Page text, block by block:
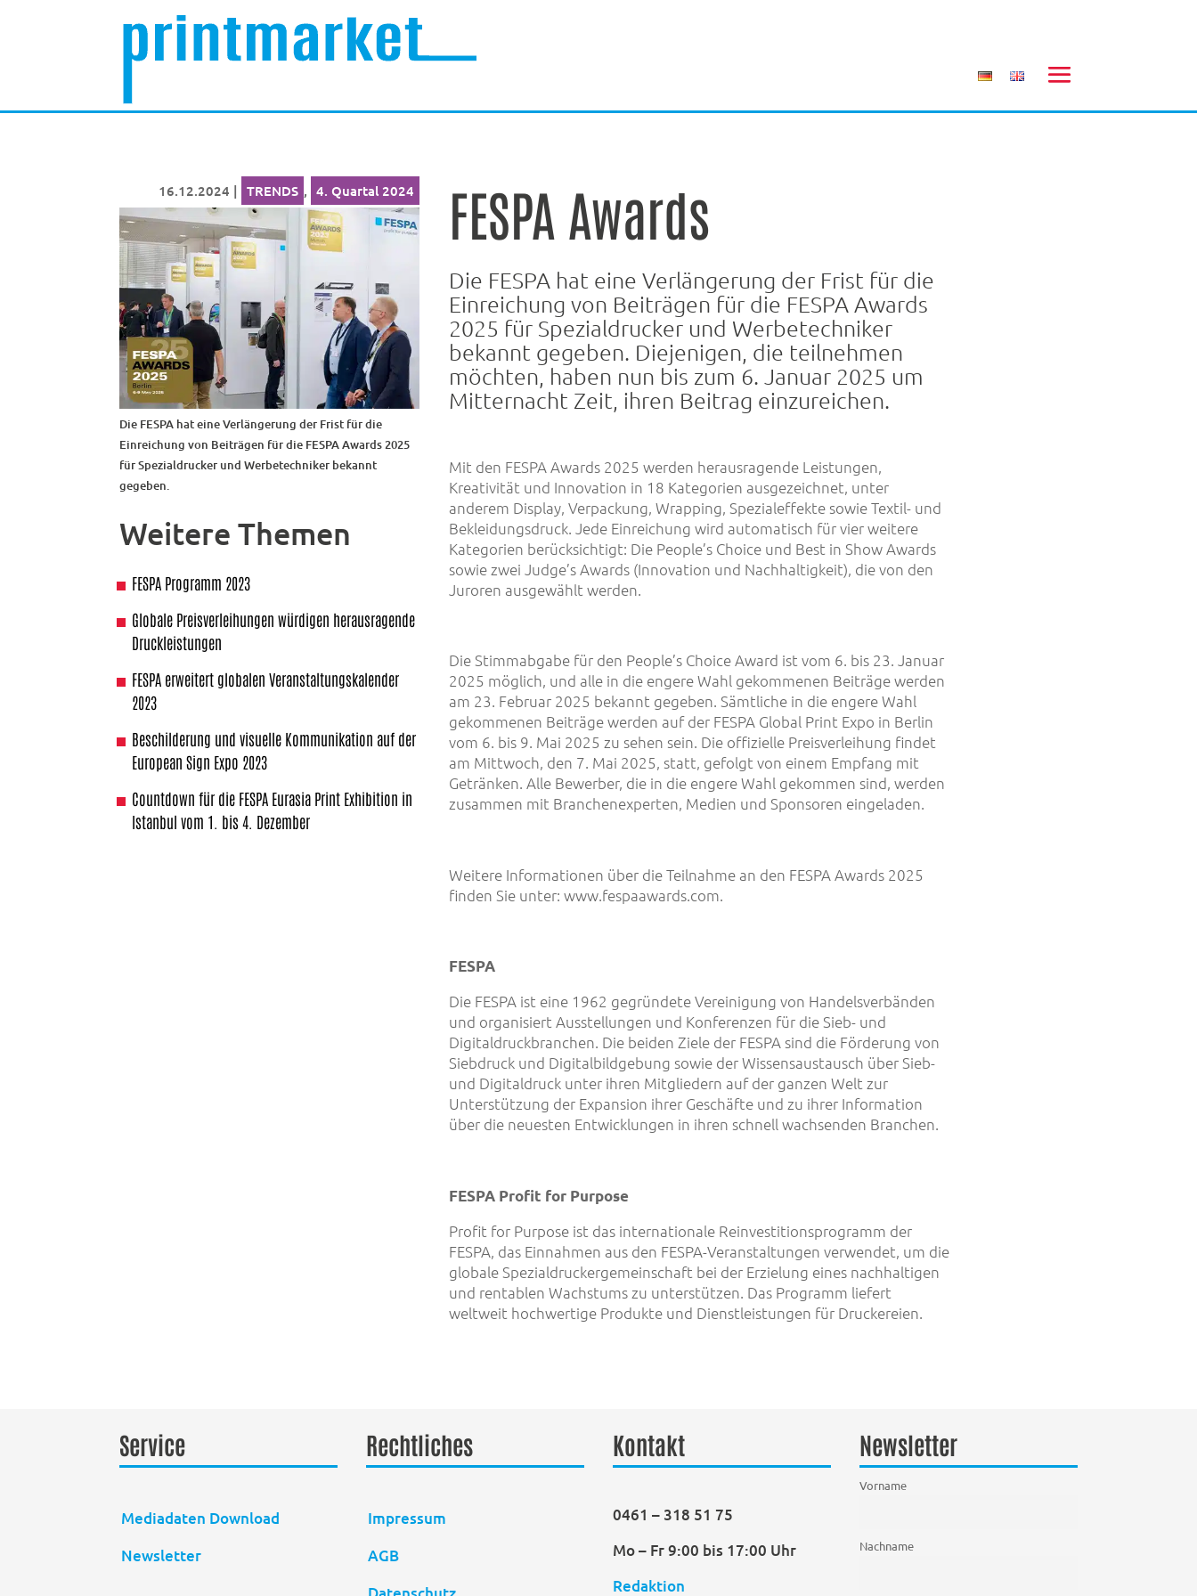
16.12.2024 | TRENDS , 4. Quartal 2024
Die FESPA hat eine Verlängerung der Frist für die
Einreichung von Beiträgen für die FESPA Awards 2025
für Spezialdrucker und Werbetechniker bekannt
gegeben.
Weitere Themen
FESPA Programm 2023
Globale Preisverleihungen würdigen herausragende
Druckleistungen
FESPA erweitert globalen Veranstaltungskalender
2023
Beschilderung und visuelle Kommunikation auf der
European Sign Expo 2023
Countdown für die FESPA Eurasia Print Exhibition in
Istanbul vom 1. bis 4. Dezember
FESPA Awards
Die FESPA hat eine Verlängerung der Frist für die
Einreichung von Beiträgen für die FESPA Awards
2025 für Spezialdrucker und Werbetechniker
bekannt gegeben. Diejenigen, die teilnehmen
möchten, haben nun bis zum 6. Januar 2025 um
Mitternacht Zeit, ihren Beitrag einzureichen.
Mit den FESPA Awards 2025 werden herausragende Leistungen,
Kreativität und Innovation in 18 Kategorien ausgezeichnet, unter
anderem Display, Verpackung, Wrapping, Spezialeffekte sowie Textil- und
Bekleidungsdruck. Jede Einreichung wird automatisch für vier weitere
Kategorien berücksichtigt: Die People’s Choice und Best in Show Awards
sowie zwei Judge’s Awards (Innovation und Nachhaltigkeit), die von den
Juroren ausgewählt werden.
Die Stimmabgabe für den People’s Choice Award ist vom 6. bis 23. Januar
2025 möglich, und alle in die engere Wahl gekommenen Beiträge werden
am 23. Februar 2025 bekannt gegeben. Sämtliche in die engere Wahl
gekommenen Beiträge werden auf der FESPA Global Print Expo in Berlin
vom 6. bis 9. Mai 2025 zu sehen sein. Die offizielle Preisverleihung findet
am Mittwoch, den 7. Mai 2025, statt, gefolgt von einem Empfang mit
Getränken. Alle Bewerber, die in die engere Wahl gekommen sind, werden
zusammen mit Branchenexperten, Medien und Sponsoren eingeladen.
Weitere Informationen über die Teilnahme an den FESPA Awards 2025
finden Sie unter: www.fespaawards.com.
FESPA
Die FESPA ist eine 1962 gegründete Vereinigung von Handelsverbänden
und organisiert Ausstellungen und Konferenzen für die Sieb- und
Digitaldruckbranchen. Die beiden Ziele der FESPA sind die Förderung von
Siebdruck und Digitalbildgebung sowie der Wissensaustausch über Sieb-
und Digitaldruck unter ihren Mitgliedern auf der ganzen Welt zur
Unterstützung der Expansion ihrer Geschäfte und zu ihrer Information
über die neuesten Entwicklungen in ihren schnell wachsenden Branchen.
FESPA Profit for Purpose
Profit for Purpose ist das internationale Reinvestitionsprogramm der
FESPA, das Einnahmen aus den FESPA-Veranstaltungen verwendet, um die
globale Spezialdruckergemeinschaft bei der Erzielung eines nachhaltigen
und rentablen Wachstums zu unterstützen. Das Programm liefert
weltweit hochwertige Produkte und Dienstleistungen für Druckereien.
Service
Mediadaten Download
Newsletter
Rechtliches
Impressum
AGB
Kontakt
0461 – 318 51 75
Mo – Fr 9:00 bis 17:00 Uhr
Redaktion
Newsletter
Vorname
Nachname